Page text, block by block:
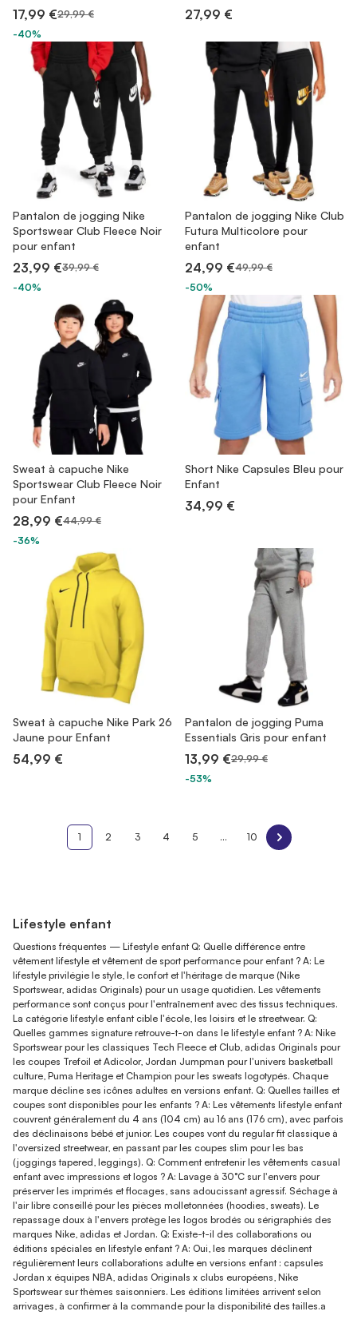
17,99 €29,99 €
-40%
27,99 €
Pantalon de jogging Nike
Sportswear Club Fleece Noir
pour enfant
23,99 €39,99 €
-40%
Pantalon de jogging Nike Club
Futura Multicolore pour
enfant
24,99 €49,99 €
-50%
Sweat à capuche Nike
Sportswear Club Fleece Noir
pour Enfant
28,99 €44,99 €
-36%
Short Nike Capsules Bleu pour
Enfant
34,99 €
Sweat à capuche Nike Park 26
Jaune pour Enfant
54,99 €
Pantalon de jogging Puma
Essentials Gris pour enfant
13,99 €29,99 €
-53%
1 2 3 4 5 ... 10
Lifestyle enfant
Questions fréquentes — Lifestyle enfant Q: Quelle différence entre
vêtement lifestyle et vêtement de sport performance pour enfant ? A: Le
lifestyle privilégie le style, le confort et l'héritage de marque (Nike
Sportswear, adidas Originals) pour un usage quotidien. Les vêtements
performance sont conçus pour l'entraînement avec des tissus techniques.
La catégorie lifestyle enfant cible l'école, les loisirs et le streetwear. Q:
Quelles gammes signature retrouve-t-on dans le lifestyle enfant ? A: Nike
Sportswear pour les classiques Tech Fleece et Club, adidas Originals pour
les coupes Trefoil et Adicolor, Jordan Jumpman pour l'univers basketball
culture, Puma Heritage et Champion pour les sweats logotypés. Chaque
marque décline ses icônes adultes en versions enfant. Q: Quelles tailles et
coupes sont disponibles pour les enfants ? A: Les vêtements lifestyle enfant
couvrent généralement du 4 ans (104 cm) au 16 ans (176 cm), avec parfois
des déclinaisons bébé et junior. Les coupes vont du regular fit classique à
l'oversized streetwear, en passant par les coupes slim pour les bas
(joggings tapered, leggings). Q: Comment entretenir les vêtements casual
enfant avec impressions et logos ? A: Lavage à 30°C sur l'envers pour
préserver les imprimés et flocages, sans adoucissant agressif. Séchage à
l'air libre conseillé pour les pièces molletonnées (hoodies, sweats). Le
repassage doux à l'envers protège les logos brodés ou sérigraphiés des
marques Nike, adidas et Jordan. Q: Existe-t-il des collaborations ou
éditions spéciales en lifestyle enfant ? A: Oui, les marques déclinent
régulièrement leurs collaborations adulte en versions enfant : capsules
Jordan x équipes NBA, adidas Originals x clubs européens, Nike
Sportswear sur thèmes saisonniers. Les éditions limitées arrivent selon
arrivages, à confirmer à la commande pour la disponibilité des tailles.a